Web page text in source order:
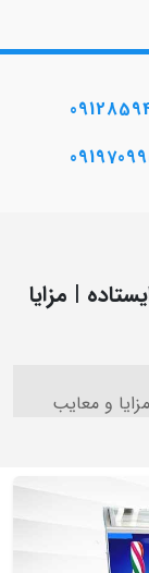
| مزایا
و معایب